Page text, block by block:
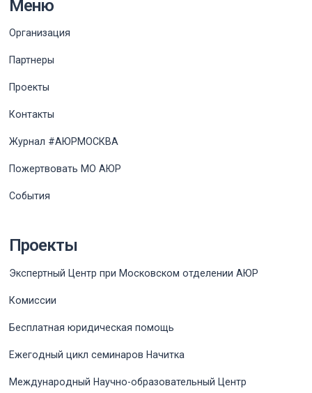
Меню
Организация
Партнеры
Проекты
Контакты
Журнал #АЮРМОСКВА
Пожертвовать МО АЮР
События
Проекты
Экспертный Центр при Московском отделении АЮР
Комиссии
Бесплатная юридическая помощь
Ежегодный цикл семинаров Начитка
Международный Научно-образовательный Центр